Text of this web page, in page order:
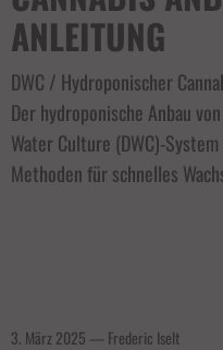
ANLEITUNG
DWC / Hydroponischer
Der hydroponische Anbau
Water Culture (DWC)-
Methoden für schnelles
3. März 2025 — Frederic Iselt